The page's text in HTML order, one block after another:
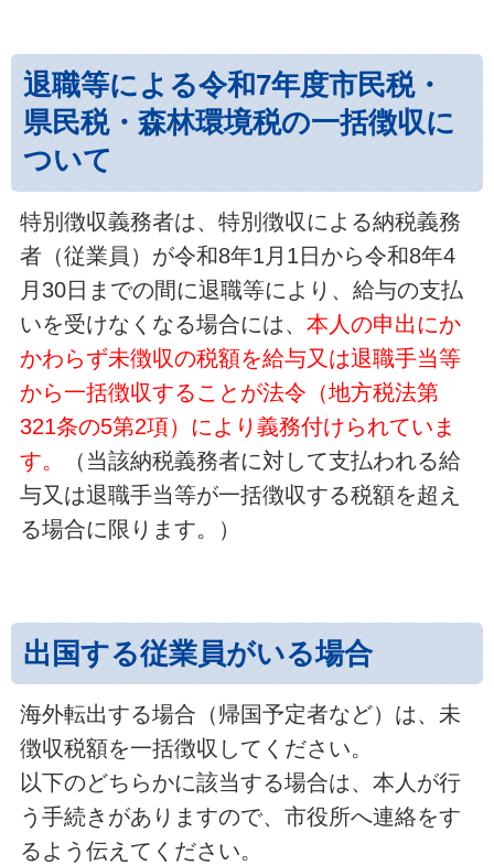
退職等による令和7年度市民税・
県民税・森林環境税の一括徴収に
ついて
特別徴収義務者は、特別徴収による納税義務
者（従業員）が令和8年1月1日から令和8年4
月30日までの間に退職等により、給与の支払
いを受けなくなる場合には、 本人の申出にか
かわらず未徴収の税額を給与又は退職手当等
から一括徴収することが法令（地方税法第
321条の5第2項）により義務付けられていま
す。
（当該納税義務者に対して支払われる給
与又は退職手当等が一括徴収する税額を超え
る場合に限ります。）
出国する従業員がいる場合
海外転出する場合（帰国予定者など）は、未
徴収税額を一括徴収してください。
以下のどちらかに該当する場合は、本人が行
う手続きがありますので、市役所へ連絡をす
るよう伝えてください。